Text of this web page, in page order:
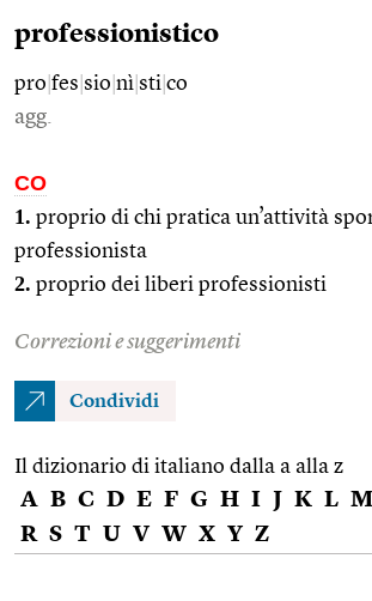
professionistico
pro fes sio nì sti co
agg.
CO
1. proprio di chi pratica un’attività
professionista
2. proprio dei liberi professionisti
Correzioni e suggerimenti
Condividi
Il dizionario di italiano dalla a alla z
A B C D E F G H I J K L M
R S T U V W X Y Z